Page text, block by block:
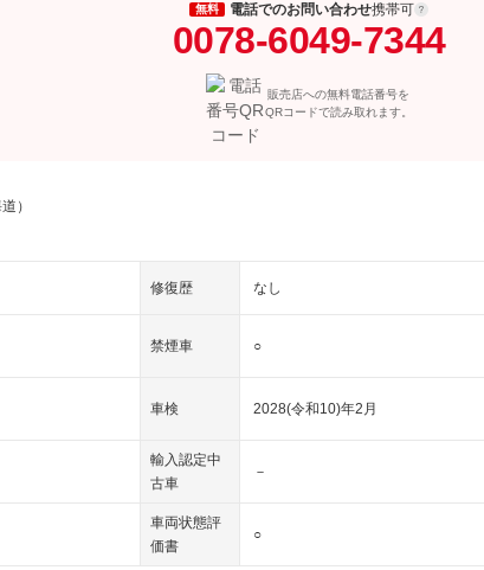
無料 電話でのお問い合わせ携帯可
0078-6049-7344
販売店への無料電話番号を
QRコードで読み取れます。
）
修復歴 なし
禁煙車 ○
車検 2028(令和10)年2月
輸入認定中
古車
－
車両状態評
価書
○